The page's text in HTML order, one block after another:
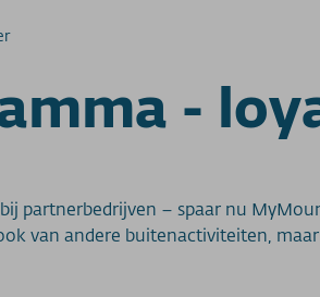
-
partnerbedrijven – spaar nu
van andere buitenactiviteiten,